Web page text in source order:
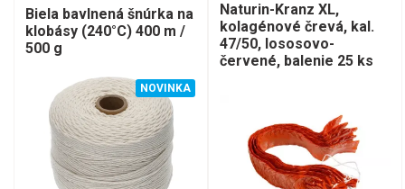
Biela bavlnená šnúrka na
klobásy (240°C) 400 m /
500 g
NOVINKA
Naturin-Kranz XL,
kolagénové črevá, kal.
47/50, lososovo-
červené, balenie 25 ks